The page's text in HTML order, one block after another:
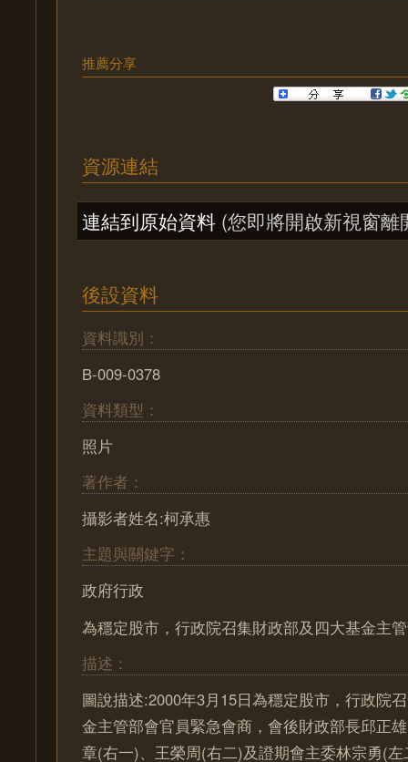
推薦分享
資源連結
連結到原始資料 (您即將開啟新視窗離
後設資料
資料識別：
B-009-0378
資料類型：
照片
著作者：
攝影者姓名:柯承惠
主題與關鍵字：
政府行政
為穩定股市，行政院召集財政部及四大基金主
描述：
圖說描述:2000年3月15日為穩定股市，行政院
金主管部會官員緊急會商，會後財政部長邱正
章(右一)、王榮周(右二)及證期會主委林宗勇(